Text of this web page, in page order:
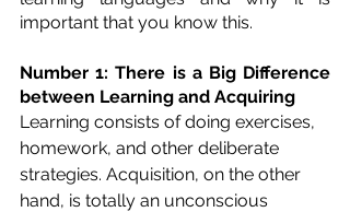
important that you know this.
Number 1: There is a Big Difference
between Learning and Acquiring
Learning consists of doing exercises,
homework, and other deliberate
strategies. Acquisition, on the other
hand, is totally an unconscious